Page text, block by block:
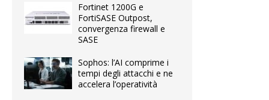
Fortinet 1200G e
FortiSASE Outpost,
convergenza firewall e
SASE
Sophos: l’AI comprime i
tempi degli attacchi e ne
accelera l’operatività